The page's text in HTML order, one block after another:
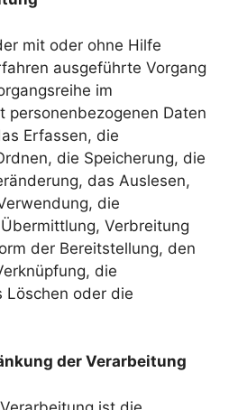
mit oder ohne Hilfe
ausgeführte Vorgang
im
personenbezogenen Daten
Erfassen, die
die Speicherung, die
das Auslesen,
die
Verbreitung
der Bereitstellung, den
die
Löschen oder die
der Verarbeitung